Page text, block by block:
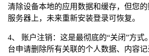
清除设备本地的应用数据和缓存，但您
服务器上，未来重新安装登录可恢复。
4、 账户注销：这是最彻底的“关闭”方式
台申请删除所有关联的个人数据、内容